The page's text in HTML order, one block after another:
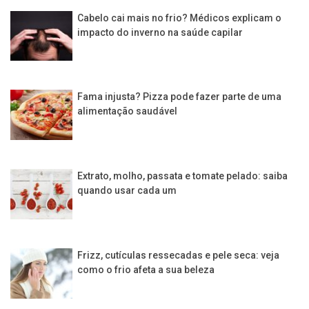
Cabelo cai mais no frio? Médicos explicam o
impacto do inverno na saúde capilar
Fama injusta? Pizza pode fazer parte de uma
alimentação saudável
Extrato, molho, passata e tomate pelado: saiba
quando usar cada um
Frizz, cutículas ressecadas e pele seca: veja
como o frio afeta a sua beleza